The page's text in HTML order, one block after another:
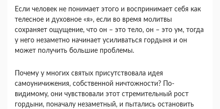
Если человек не понимает этого и воспринимает себя как
телесное и духовное «я», если во время молитвы
сохраняет ощущение, что он – это тело, он – это ум, тогда
у него незаметно начинает усиливаться гордыня и он
может получить большие проблемы.
Почему у многих святых присутствовала идея
самоуничижения, собственной ничтожности? По-
видимому, они чувствовали этот стремительный рост
гордыни, поначалу незаметный, и пытались остановить